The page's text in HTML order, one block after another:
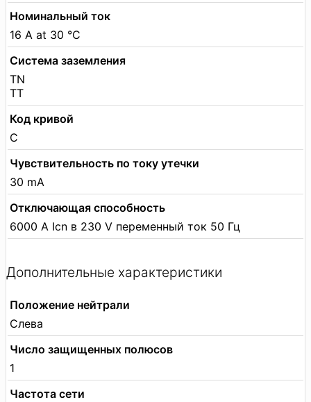
Номинальный ток
16 A at 30 °C
Система заземления
TN
TT
Код кривой
С
Чувствительность по току утечки
30 mA
Отключающая способность
6000 А Icn в 230 V переменный ток 50 Гц
Дополнительные характеристики
Положение нейтрали
Слева
Число защищенных полюсов
1
Частота сети